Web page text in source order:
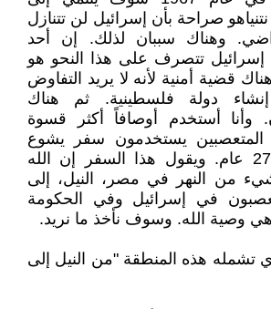
صراحة بأن إسرائيل لن تتنازل
وهناك سببان لذلك. إن أحد
إسرائيل تتصرف على هذا النحو هو
قضية أمنية لأنه لا يريد التفاوض
دولة فلسطينية. ثم هناك
وأنا أستخدم أوصافاً أكثر قسوة
المتعصبين يستخدمون سفر يشوع
الذي كتب قبل 2700 عام. ويقول هذا السفر إن الله
من النهر في مصر، النيل، إلى
في إسرائيل وفي الحكومة
وصية الله. وسوف نأخذ ما نريد.
تشمله هذه المنطقة "من النيل إلى